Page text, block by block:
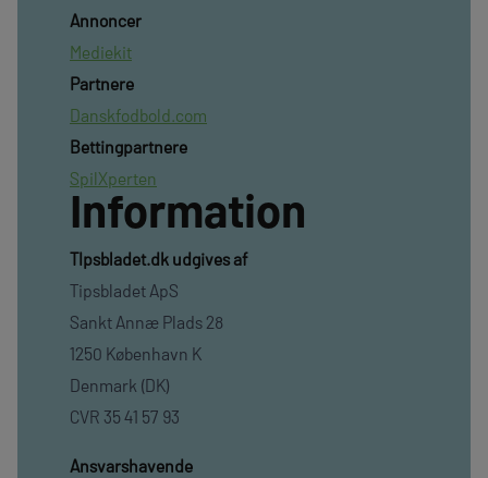
Annoncer
Mediekit
Partnere
Danskfodbold.com
Bettingpartnere
SpilXperten
Information
TIpsbladet.dk udgives af
Tipsbladet ApS
Sankt Annæ Plads 28
1250 København K
Denmark (DK)
CVR 35 41 57 93
Ansvarshavende